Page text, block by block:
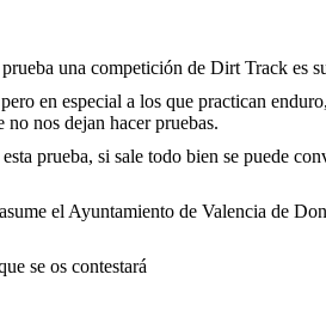
una competición de Dirt Track es
en especial a los que practican
no nos dejan hacer pruebas.
prueba, si sale todo bien se puede
el Ayuntamiento de Valencia de
se os contestará